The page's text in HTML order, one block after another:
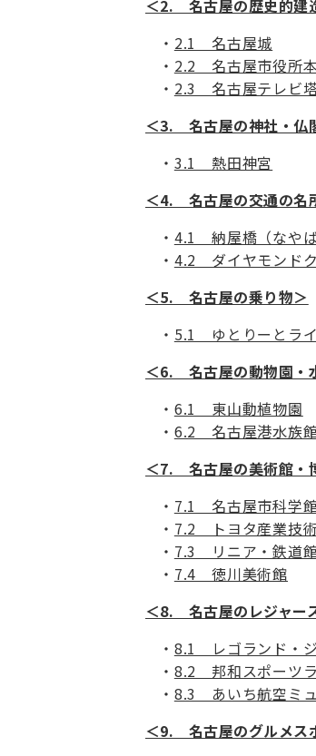
＜2. 名古屋の歴史的建
2.1 名古屋城
2.2 名古屋市役所
2.3 名古屋テレビ
＜3. 名古屋の神社・仏
3.1 熱田神宮
＜4. 名古屋の交通の名
4.1 納屋橋（なやば
4.2 ダイヤモンド
＜5. 名古屋の乗り物＞
5.1 ゆとりーとラ
＜6. 名古屋の動物園・
6.1 東山動植物園
6.2 名古屋港水族
＜7. 名古屋の美術館・
7.1 名古屋市科学
7.2 トヨタ産業技
7.3 リニア・鉄道
7.4 徳川美術館
＜8. 名古屋のレジャー
8.1 レゴランド・
8.2 邦和スポーツ
8.3 あいち航空ミ
＜9. 名古屋のグルメス